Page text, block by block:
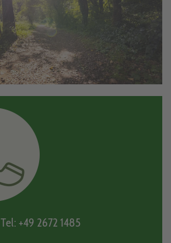
Tel: +49 2672 1485